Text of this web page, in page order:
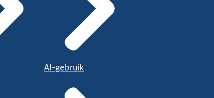
AI-gebruik